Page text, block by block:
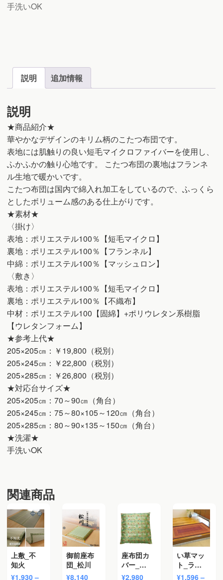
手洗いOK
説明 追加情報
説明
★商品紹介★
華やかなデザインのキリム柄のこたつ布団です。
表地には肌触りの良い短毛マイクロファイバーを使用し、
ふかふかの触り心地です。 こたつ布団の裏地はフランネ
ル生地で暖かいです。
こたつ布団は国内で綿入れ加工をしているので、ふっくら
としたボリューム感のある仕上がりです。
★素材★
〈掛け〉
表地：ポリエステル100％【短毛マイクロ】
裏地：ポリエステル100％【フランネル】
中綿：ポリエステル100％【マッシュロン】
〈敷き〉
表地：ポリエステル100％【短毛マイクロ】
裏地：ポリエステル100％【不織布】
中材：ポリエステル100【固綿】+ポリウレタン系樹脂
【ウレタンフォーム】
★参考上代★
205×205㎝：￥19,800（税別）
205×245㎝：￥22,800（税別）
205×285㎝：￥26,800（税別）
★対応台サイズ★
205×205㎝：70～90㎝（角台）
205×245㎝：75～80×105～120㎝（角台）
205×285㎝：80～90×135～150㎝（角台）
★洗濯★
手洗いOK
関連商品
上敷_不
知火
¥1,930 –
御前座布
団_松川
¥8,140
座布団カ
バー_秋
華
¥2,980
い草マッ
ト_ラン
クス
¥1,596 –